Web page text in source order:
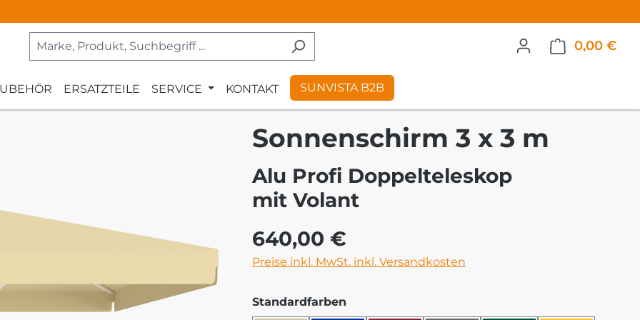
0,00 €
ERSATZTEILE SERVICE KONTAKT SUNVISTA B2B
Sonnenschirm 3 x 3 m
Alu Profi Doppelteleskop
mit Volant
Regulärer Preis:
640,00 €
Preise inkl. MwSt. inkl. Versandkosten
Standardfarbenauswählen